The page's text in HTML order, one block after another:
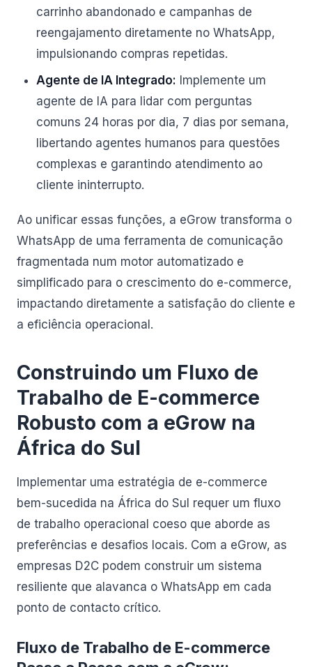
carrinho abandonado e campanhas de
reengajamento diretamente no WhatsApp,
impulsionando compras repetidas.
Agente de IA Integrado: Implemente um
agente de IA para lidar com perguntas
comuns 24 horas por dia, 7 dias por semana,
libertando agentes humanos para questões
complexas e garantindo atendimento ao
cliente ininterrupto.
Ao unificar essas funções, a eGrow transforma o
WhatsApp de uma ferramenta de comunicação
fragmentada num motor automatizado e
simplificado para o crescimento do e-commerce,
impactando diretamente a satisfação do cliente e
a eficiência operacional.
Construindo um Fluxo de
Trabalho de E-commerce
Robusto com a eGrow na
África do Sul
Implementar uma estratégia de e-commerce
bem-sucedida na África do Sul requer um fluxo
de trabalho operacional coeso que aborde as
preferências e desafios locais. Com a eGrow, as
empresas D2C podem construir um sistema
resiliente que alavanca o WhatsApp em cada
ponto de contacto crítico.
Fluxo de Trabalho de E-commerce